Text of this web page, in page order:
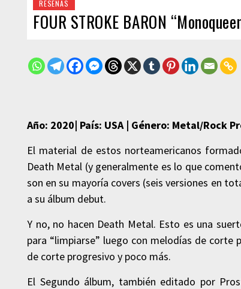
RESEÑAS
FOUR STROKE BARON
Año: 2020| País: USA | Género: Metal/Rock
El material de estos norteamericanos
Death Metal (y generalmente es lo que
son en su mayoría covers (seis versiones en
a su álbum debut.
Y no, no hacen Death Metal. Esto es una
para “limpiarse” luego con melodías de corte
de corte progresivo y poco más.
El Segundo álbum, también editado por